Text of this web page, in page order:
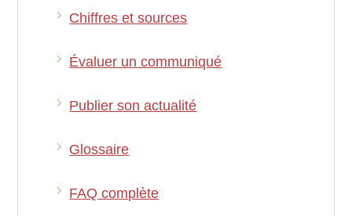
Chiffres et sources
Évaluer un communiqué
Publier son actualité
Glossaire
FAQ complète